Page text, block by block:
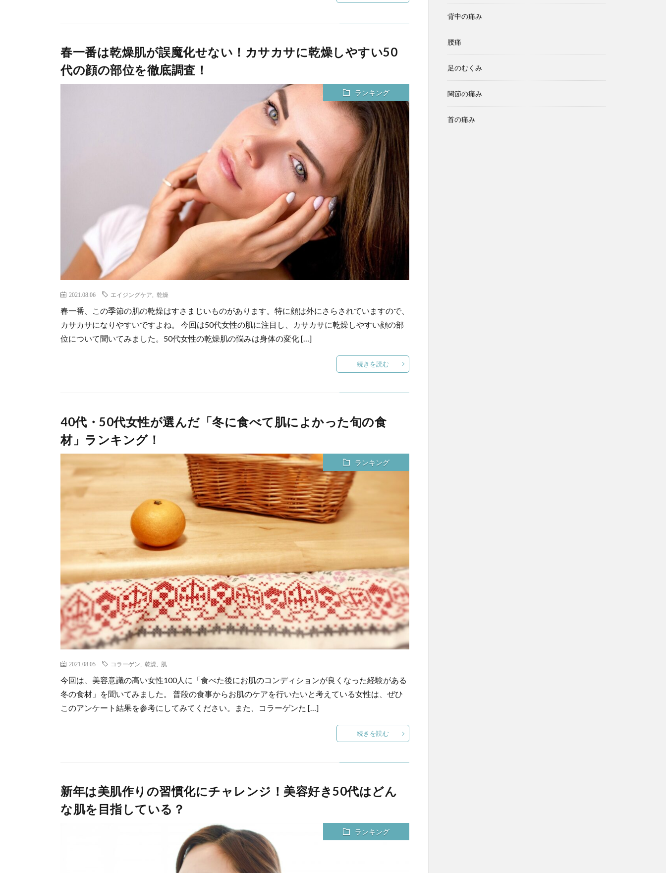
春一番は乾燥肌が誤魔化せない！カサカサに乾燥しやすい50
代の顔の部位を徹底調査！
ランキング
2021.08.06 エイジングケア 乾燥
春一番、この季節の肌の乾燥はすさまじいものがあります。特に顔は外にさらされていますので、
カサカサになりやすいですよね。 今回は50代女性の肌に注目し、カサカサに乾燥しやすい顔の部
位について聞いてみました。50代女性の乾燥肌の悩みは身体の変化 […]
続きを読む
40代・50代女性が選んだ「冬に食べて肌によかった旬の食
材」ランキング！
ランキング
2021.08.05 コラーゲン 乾燥 肌
今回は、美容意識の高い女性100人に「食べた後にお肌のコンディションが良くなった経験がある
冬の食材」を聞いてみました。 普段の食事からお肌のケアを行いたいと考えている女性は、ぜひ
このアンケート結果を参考にしてみてください。また、コラーゲンた […]
続きを読む
新年は美肌作りの習慣化にチャレンジ！美容好き50代はどん
な肌を目指している？
ランキング
背中の痛み
腰痛
足のむくみ
関節の痛み
首の痛み